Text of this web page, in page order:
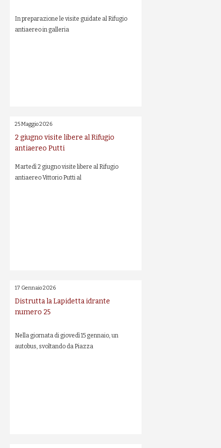
In preparazione le visite guidate al Rifugio
antiaereo in galleria
25 Maggio 2026
2 giugno visite libere al Rifugio
antiaereo Putti
Martedì 2 giugno visite libere al Rifugio
antiaereo Vittorio Putti al
17 Gennaio 2026
Distrutta la Lapidetta idrante
numero 25
Nella giornata di giovedì 15 gennaio, un
autobus, svoltando da Piazza